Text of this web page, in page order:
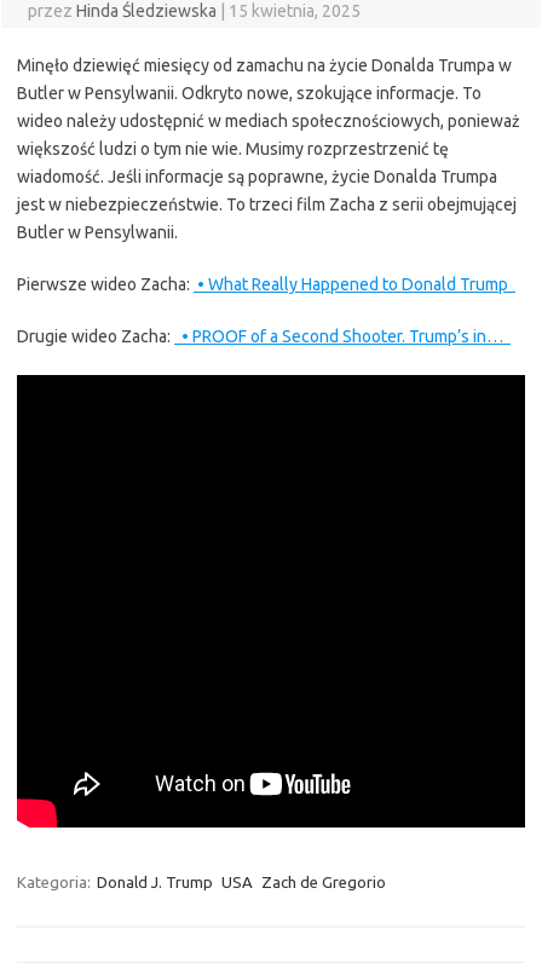
przez Hinda Śledziewska 15 kwietnia, 2025
Minęło dziewięć miesięcy od zamachu na życie Donalda Trumpa w
Butler w Pensylwanii. Odkryto nowe, szokujące informacje. To
wideo należy udostępnić w mediach społecznościowych, ponieważ
większość ludzi o tym nie wie. Musimy rozprzestrzenić tę
wiadomość. Jeśli informacje są poprawne, życie Donalda Trumpa
jest w niebezpieczeństwie. To trzeci film Zacha z serii obejmującej
Butler w Pensylwanii.
Pierwsze wideo Zacha: • What Really Happened to Donald Trump
Drugie wideo Zacha: • PROOF of a Second Shooter. Trump’s in…
Kategoria: Donald J. Trump USA Zach de Gregorio